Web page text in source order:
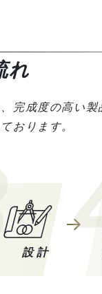
れ
完成度の高い製
おります。
設計